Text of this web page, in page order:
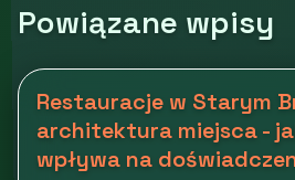
Powiązane wpisy
Restauracje w Starym
architektura miejsca -
wpływa na